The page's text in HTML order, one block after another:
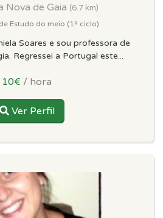
Nova de Gaia (6.7 km)
Estudo do meio (1º ciclo)
Soares e sou professora de
Regressei a Portugal este...
10€ / hora
Ver Perfil